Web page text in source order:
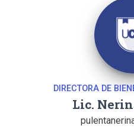
DIRECTORA DE
Lic.